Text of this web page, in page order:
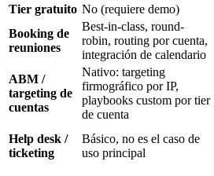
Tier gratuito No (requiere demo)
Booking de
reuniones
Best-in-class, round-
robin, routing por cuenta,
integración de calendario
ABM /
targeting de
cuentas
Nativo: targeting
firmográfico por IP,
playbooks custom por tier
de cuenta
Help desk /
ticketing
Básico, no es el caso de
uso principal